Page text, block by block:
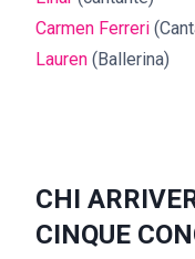
Carmen Ferreri
Lauren (Ballerina)
CHI
CINQUE